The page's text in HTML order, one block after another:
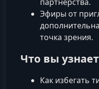
Эфиры от
точка зрения.
Что вы
Как избегать